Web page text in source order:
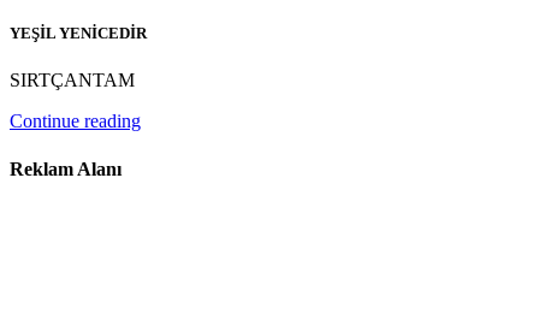
YEŞİL YENİCEDİR
SIRTÇANTAM
Continue reading
Reklam Alanı